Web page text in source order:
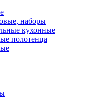
наборы
кухонные
полотенца